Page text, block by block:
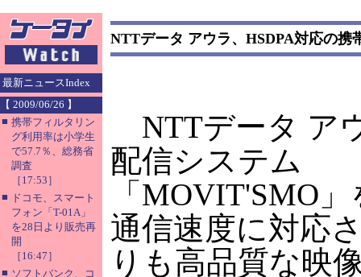
最新ニュースIndex
【 2009/06/26 】
■ 携帯フィルタリン
グ利用率は小学生
で57.7％、総務省
調査
［17:53］
■ ドコモ、スマート
フォン「T-01A」
を28日より販売再
開
［16:47］
■ ソフトバンク、コ
NTTデータ アウラ、HSDPA対応の携
NTTデータ ア
配信システム
「MOVIT'SMO
通信速度に対応
りも高品質な映